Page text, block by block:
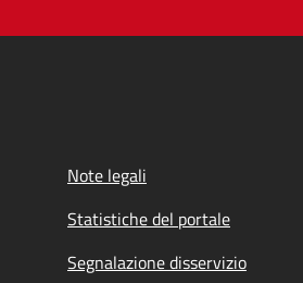
Note legali
Statistiche del portale
Segnalazione disservizio